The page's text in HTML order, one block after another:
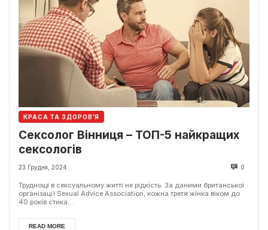
КРАСА ТА ЗДОРОВ'Я
Сексолог Вінниця – ТОП-5 найкращих
сексологів
23 Грудня, 2024 0
Труднощі в сексуальному житті не рідкість. За даними британської
організації Sexual Advice Association, кожна третя жінка віком до
40 років стика...
READ MORE